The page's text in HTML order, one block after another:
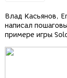
Влад Касьянов,
написал
примере игры